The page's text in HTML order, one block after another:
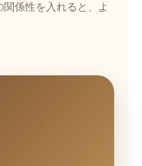
係性を入れると、よ